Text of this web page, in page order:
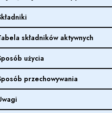
składników aktywnych
użycia
przechowywania